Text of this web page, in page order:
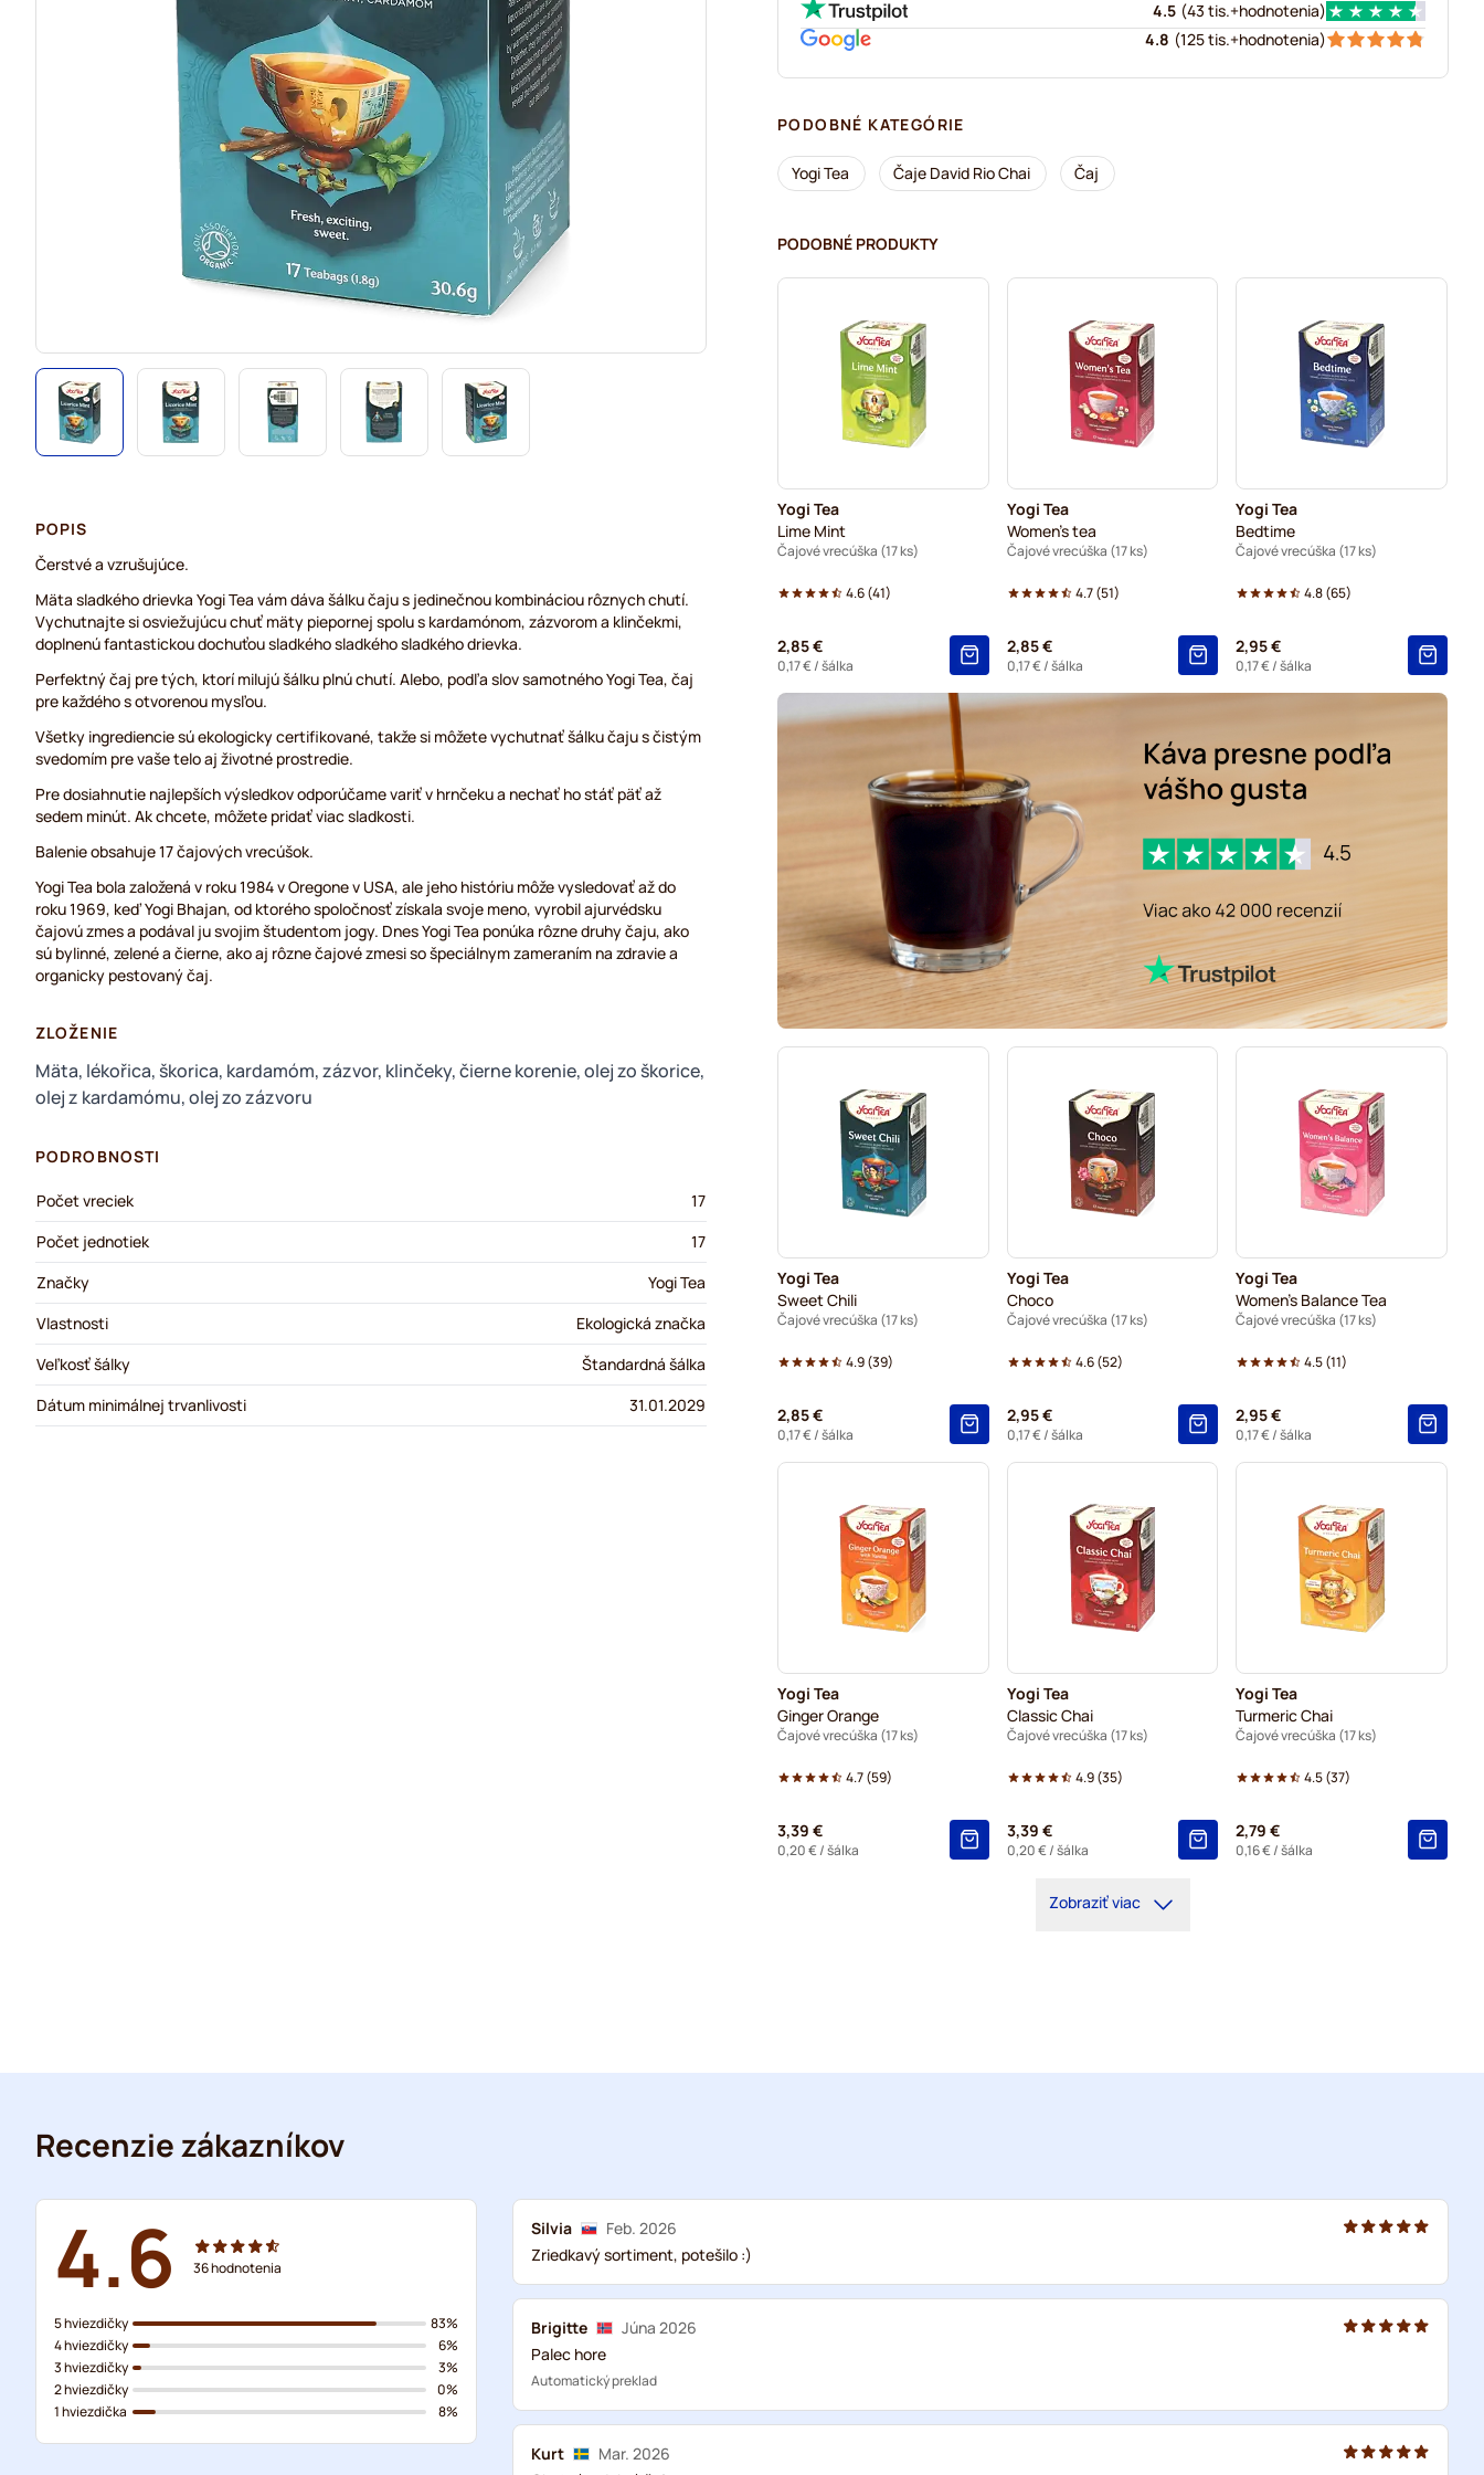
4.5 (43 tis.+hodnotenia)
4.8 (125 tis.+hodnotenia)
PODOBNÉ KATEGÓRIE
Yogi Tea Čaje David Rio Chai Čaj
PODOBNÉ PRODUKTY
Yogi Tea
Lime Mint
Čajové vrecúška (17 ks)
4.6(41)
2,85 €
0,17 €/ šálka
Yogi Tea
Women's tea
Čajové vrecúška (17 ks)
4.7(51)
2,85 €
0,17 €/ šálka
Yogi Tea
Bedtime
Čajové vrecúška (17 ks)
4.8(65)
2,95 €
0,17 €/ šálka
Yogi Tea
Sweet Chili
Čajové vrecúška (17 ks)
4.9(39)
2,85 €
0,17 €/ šálka
Yogi Tea
Choco
Čajové vrecúška (17 ks)
4.6(52)
2,95 €
0,17 €/ šálka
Yogi Tea
Women's Balance Tea
Čajové vrecúška (17 ks)
4.5(11)
2,95 €
0,17 €/ šálka
Yogi Tea
Ginger Orange
Čajové vrecúška (17 ks)
4.7(59)
3,39 €
0,20 €/ šálka
Yogi Tea
Classic Chai
Čajové vrecúška (17 ks)
4.9(35)
3,39 €
0,20 €/ šálka
Yogi Tea
Turmeric Chai
Čajové vrecúška (17 ks)
4.5(37)
2,79 €
0,16 €/ šálka
Zobraziť viac
POPIS
Čerstvé a vzrušujúce.
Mäta sladkého drievka Yogi Tea vám dáva šálku čaju s jedinečnou kombináciou rôznych chutí.
Vychutnajte si osviežujúcu chuť mäty piepornej spolu s kardamónom, zázvorom a klinčekmi,
doplnenú fantastickou dochuťou sladkého sladkého sladkého drievka.
Perfektný čaj pre tých, ktorí milujú šálku plnú chutí. Alebo, podľa slov samotného Yogi Tea, čaj
pre každého s otvorenou mysľou.
Všetky ingrediencie sú ekologicky certifikované, takže si môžete vychutnať šálku čaju s čistým
svedomím pre vaše telo aj životné prostredie.
Pre dosiahnutie najlepších výsledkov odporúčame variť v hrnčeku a nechať ho stáť päť až
sedem minút. Ak chcete, môžete pridať viac sladkosti.
Balenie obsahuje 17 čajových vrecúšok.
Yogi Tea bola založená v roku 1984 v Oregone v USA, ale jeho históriu môže vysledovať až do
roku 1969, keď Yogi Bhajan, od ktorého spoločnosť získala svoje meno, vyrobil ajurvédsku
čajovú zmes a podával ju svojim študentom jogy. Dnes Yogi Tea ponúka rôzne druhy čaju, ako
sú bylinné, zelené a čierne, ako aj rôzne čajové zmesi so špeciálnym zameraním na zdravie a
organicky pestovaný čaj.
ZLOŽENIE
Mäta, lékořica, škorica, kardamóm, zázvor, klinčeky, čierne korenie, olej zo škorice,
olej z kardamómu, olej zo zázvoru
PODROBNOSTI
Počet vreciek
17
Počet jednotiek
17
Značky
Yogi Tea
Vlastnosti
Ekologická značka
Veľkosť šálky
Štandardná šálka
Dátum minimálnej trvanlivosti
31.01.2029
Recenzie zákazníkov
4.6 36hodnotenia
5 hviezdičky
4 hviezdičky
3 hviezdičky
2 hviezdičky
1 hviezdička
83%
6%
3%
0%
8%
Silvia
Feb. 2026
Zriedkavý sortiment, potešilo :)
Brigitte
Júna 2026
Palec hore
Automatický preklad
Kurt
Mar. 2026